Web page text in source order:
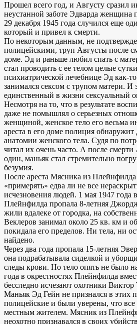
Прошел всего год, и Августу сразил
неустанной заботе Эдварда женщина
29 декабря 1945 года случился еще
который и привел к смерти.
По некоторым данным, не
полицейскими, труп Августы после
доме. Эд и раньше любил спать с
стал проводить с ее телом целые
психиатрической лечебнице Эд как-
занимался сексом с трупом матери. И
единственный в жизни сексуальный
Несмотря на то, что в результате
даже не помышлял о серьезных
женщиной, женское тело его весьма
ареста в его доме полиция обнаружит
анатомии женского тела. Судя по
читал их очень часто. А после
один, маньяк стал стремительно
безумия.
После ареста Мясника из Плейнфилда
«примерять» едва ли не все
исчезновения людей. 1 мая 1947 года
Плейнфилда пропала 8-летняя
жили вдалеке от городка, на
Веклеров занимал около 25 кв. км и
покидала его пределов. Ни тела, ни
найдено.
Через два года пропала 15-летняя
она подрабатывала сиделкой и
следы крови. Но тело опять не было
года в окрестностях Плейнфилда
бесследно исчезают охотники Виктор
Маньяк Эд Гейн не признался в этих
полицейские и были уверены, что
местным жителем. Мясник из
неохотно признавался в своих